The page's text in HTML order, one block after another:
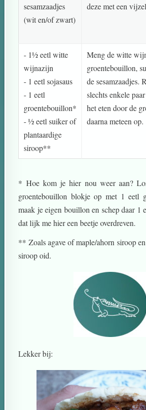
sesamzaadjes
(wit en/of zwart)
deze met een
- 1½ eetl witte
wijnazijn
- 1 eetl sojasaus
- 1 eetl
groentebouillon*
- ½ eetl suiker of
plantaardige
siroop**
Meng de witte
groentebouillon,
de sesamzaadjes.
slechts enkele
het eten door de
daarna meteen op.
* Hoe kom je hier nou weer aan?
groentebouillon blokje op met 1 eetl
maak je eigen bouillon en schep daar 1
dat lijk me hier een beetje overdreven.
** Zoals agave of maple/ahorn siroop
siroop oid.
Lekker bij: